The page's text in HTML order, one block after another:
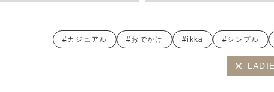
#カジュアル #おでかけ #ikka #シンプル